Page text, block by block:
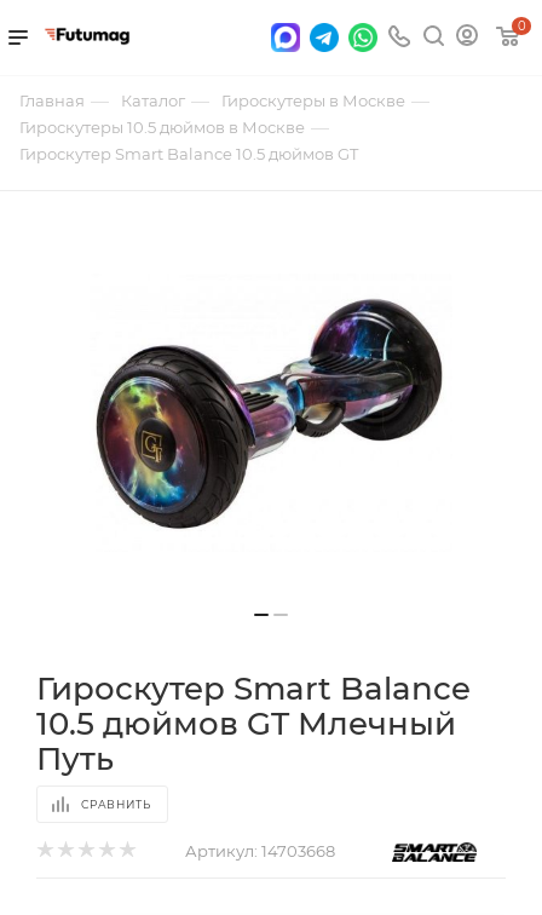
0
Главная — Каталог — Гироскутеры в Москве —
Гироскутеры 10.5 дюймов в Москве —
Гироскутер Smart Balance 10.5 дюймов GT
Гироскутер Smart Balance
10.5 дюймов GT Млечный
Путь
СРАВНИТЬ
Артикул: 14703668